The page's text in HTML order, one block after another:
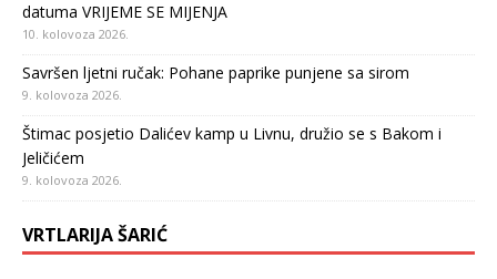
datuma VRIJEME SE MIJENJA
10. kolovoza 2026.
Savršen ljetni ručak: Pohane paprike punjene sa sirom
9. kolovoza 2026.
Štimac posjetio Dalićev kamp u Livnu, družio se s Bakom i
Jeličićem
9. kolovoza 2026.
VRTLARIJA ŠARIĆ